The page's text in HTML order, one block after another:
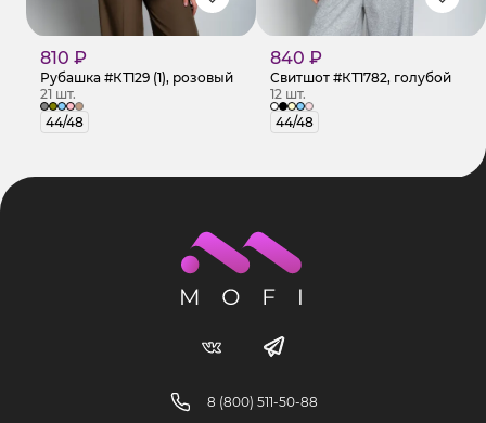
810 ₽
Рубашка #КТ129 (1), розовый
21 шт.
44/48
840 ₽
Свитшот #КТ1782, голубой
12 шт.
44/48
8 (800) 511-50-88